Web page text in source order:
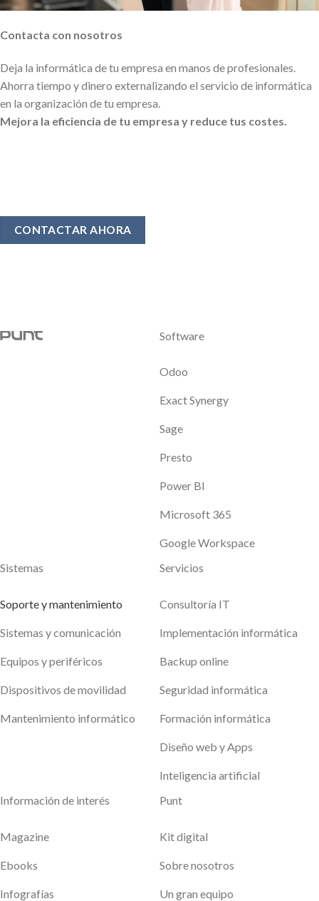
Contacta con nosotros
Deja la informática de tu empresa en manos de profesionales.
Ahorra tiempo y dinero externalizando el servicio de informática
en la organización de tu empresa.
Mejora la eficiencia de tu empresa y reduce tus costes.
CONTACTAR AHORA
Software
Odoo
Exact Synergy
Sage
Presto
Power BI
Microsoft 365
Google Workspace
Sistemas
Soporte y mantenimiento
Sistemas y comunicación
Equipos y periféricos
Dispositivos de movilidad
Mantenimiento informático
Servicios
Consultoría IT
Implementación informática
Backup online
Seguridad informática
Formación informática
Diseño web y Apps
Inteligencia artificial
Información de interés
Magazine
Ebooks
Infografías
Punt
Kit digital
Sobre nosotros
Un gran equipo